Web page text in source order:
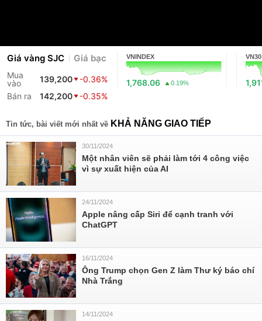
Giá vàng SJC Giá bạc
Mua
vào
139,200
-0.36%
Bán ra
142,200 -0.35%
VNINDEX
1,768.06 0.19%
VN30
Tin tức, bài viết mới nhất về KHẢ NĂNG GIAO TIẾP
30/11/2024
Một nhân viên sẽ phải làm tới 4 công việc
vì sự xuất hiện của AI
24/11/2024
Apple nâng cấp Siri để cạnh tranh với
ChatGPT
16/11/2024
Ông Trump chọn Gen Z làm Thư ký báo chí
Nhà Trắng
14/11/2024